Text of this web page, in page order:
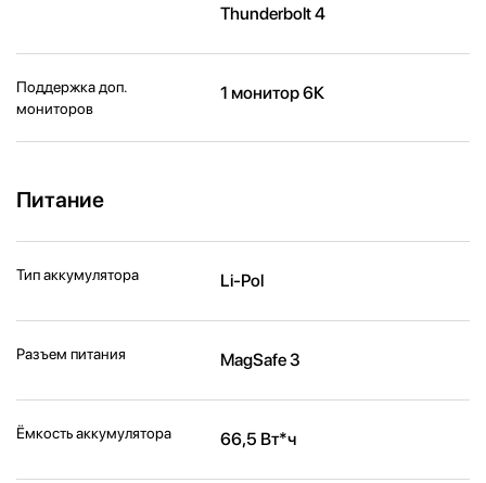
Thunderbolt 4
Поддержка доп.
мониторов
1 монитор 6К
Питание
Тип аккумулятора Li-Pol
Разъем питания MagSafe 3
Ёмкость аккумулятора 66,5 Вт*ч